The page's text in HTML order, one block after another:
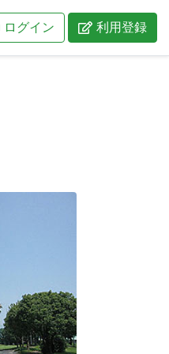
ログイン 利用登録